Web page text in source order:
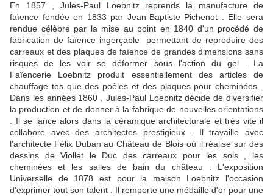
En 1857 , Jules-Paul Loebnitz reprends la manufacture de
faïence fondée en 1833 par Jean-Baptiste Pichenot . Elle sera
rendue célèbre par la mise au point en 1840 d'un procédé de
fabrication de faïence ingerçable permettant de reproduire des
carreaux et des plaques de faïence de grandes dimensions sans
risques de les voir se déformer sous l'action du gel . La
Faïencerie Loebnitz produit essentiellement des articles de
chauffage tes que des poêles et des plaques pour cheminées .
Dans les années 1860 , Jules-Paul Loebnitz décide de diversifier
la production et de donner à la fabrique de nouvelles orientations
. Il se lance alors dans la céramique architecturale et très vite il
collabore avec des architectes prestigieux . Il travaille avec
l'architecte Félix Duban au Château de Blois où il réalise sur des
dessins de Viollet le Duc des carreaux pour les sols , les
cheminées et les salles de bain du château . L'exposition
Universelle de 1878 est pour la maison Loebnitz l'occasion
d'exprimer tout son talent . Il remporte une médaille d'or pour une